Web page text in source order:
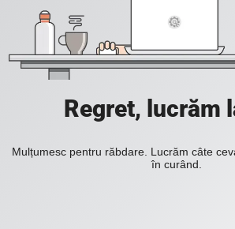
Regret, lucrăm
Mulțumesc pentru răbdare. Lucrăm câte
în curând.